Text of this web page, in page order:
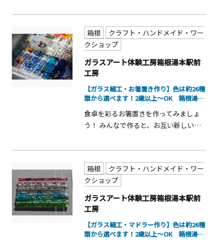
に予約したい…！』という方はぜひこ
ちらよりご予約下さい♪
箱根
クラフト・ハンドメイド・ワー
クショップ
ガラスアート体験工房箱根湯本駅前
工房
【ガラス細工・お箸置き作り】色は約26種
類から選べます！2歳以上～OK 箱根湯
食卓を彩るお箸置きを作ってみましょ
う！ みんなで作ると、お互い新しい発
60分、簡単なので小さなお子様も体験
できます！
箱根
クラフト・ハンドメイド・ワー
クショップ
ガラスアート体験工房箱根湯本駅前
工房
【ガラス細工・マドラー作り】色は約26種
類から選べます！2歳以上～OK 箱根湯